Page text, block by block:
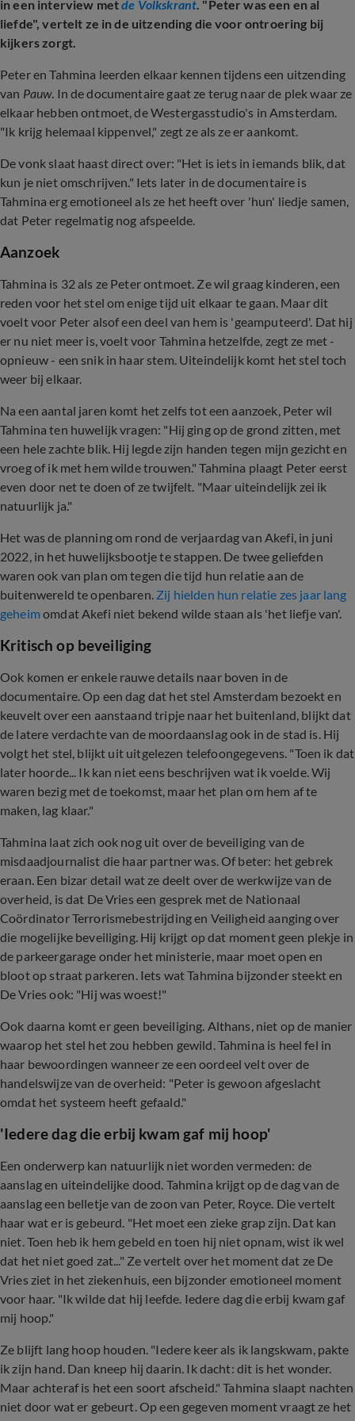
in een interview metde Volkskrant. "Peter was een en al
liefde", vertelt ze in de uitzending die voor ontroering bij
kijkers zorgt.
Peter en Tahmina leerden elkaar kennen tijdens een uitzending
van Pauw. In de documentaire gaat ze terug naar de plek waar ze
elkaar hebben ontmoet, de Westergasstudio's in Amsterdam.
"Ik krijg helemaal kippenvel," zegt ze als ze er aankomt.
De vonk slaat haast direct over: "Het is iets in iemands blik, dat
kun je niet omschrijven." Iets later in de documentaire is
Tahmina erg emotioneel als ze het heeft over 'hun' liedje samen,
dat Peter regelmatig nog afspeelde.
Aanzoek
Tahmina is 32 als ze Peter ontmoet. Ze wil graag kinderen, een
reden voor het stel om enige tijd uit elkaar te gaan. Maar dit
voelt voor Peter alsof een deel van hem is 'geamputeerd'. Dat hij
er nu niet meer is, voelt voor Tahmina hetzelfde, zegt ze met -
opnieuw - een snik in haar stem. Uiteindelijk komt het stel toch
weer bij elkaar.
Na een aantal jaren komt het zelfs tot een aanzoek, Peter wil
Tahmina ten huwelijk vragen: "Hij ging op de grond zitten, met
een hele zachte blik. Hij legde zijn handen tegen mijn gezicht en
vroeg of ik met hem wilde trouwen." Tahmina plaagt Peter eerst
even door net te doen of ze twijfelt. "Maar uiteindelijk zei ik
natuurlijk ja."
Het was de planning om rond de verjaardag van Akefi, in juni
2022, in het huwelijksbootje te stappen. De twee geliefden
waren ook van plan om tegen die tijd hun relatie aan de
buitenwereld te openbaren. Zij hielden hun relatie zes jaar lang
geheim omdat Akefi niet bekend wilde staan als 'het liefje van'.
Kritisch op beveiliging
Ook komen er enkele rauwe details naar boven in de
documentaire. Op een dag dat het stel Amsterdam bezoekt en
keuvelt over een aanstaand tripje naar het buitenland, blijkt dat
de latere verdachte van de moordaanslag ook in de stad is. Hij
volgt het stel, blijkt uit uitgelezen telefoongegevens. "Toen ik dat
later hoorde... Ik kan niet eens beschrijven wat ik voelde. Wij
waren bezig met de toekomst, maar het plan om hem af te
maken, lag klaar."
Tahmina laat zich ook nog uit over de beveiliging van de
misdaadjournalist die haar partner was. Of beter: het gebrek
eraan. Een bizar detail wat ze deelt over de werkwijze van de
overheid, is dat De Vries een gesprek met de Nationaal
Coördinator Terrorismebestrijding en Veiligheid aanging over
die mogelijke beveiliging. Hij krijgt op dat moment geen plekje in
de parkeergarage onder het ministerie, maar moet open en
bloot op straat parkeren. Iets wat Tahmina bijzonder steekt en
De Vries ook: "Hij was woest!"
Ook daarna komt er geen beveiliging. Althans, niet op de manier
waarop het stel het zou hebben gewild. Tahmina is heel fel in
haar bewoordingen wanneer ze een oordeel velt over de
handelswijze van de overheid: "Peter is gewoon afgeslacht
omdat het systeem heeft gefaald."
'Iedere dag die erbij kwam gaf mij hoop'
Een onderwerp kan natuurlijk niet worden vermeden: de
aanslag en uiteindelijke dood. Tahmina krijgt op de dag van de
aanslag een belletje van de zoon van Peter, Royce. Die vertelt
haar wat er is gebeurd. "Het moet een zieke grap zijn. Dat kan
niet. Toen heb ik hem gebeld en toen hij niet opnam, wist ik wel
dat het niet goed zat..." Ze vertelt over het moment dat ze De
Vries ziet in het ziekenhuis, een bijzonder emotioneel moment
voor haar. "Ik wilde dat hij leefde. Iedere dag die erbij kwam gaf
mij hoop."
Ze blijft lang hoop houden. "Iedere keer als ik langskwam, pakte
ik zijn hand. Dan kneep hij daarin. Ik dacht: dit is het wonder.
Maar achteraf is het een soort afscheid." Tahmina slaapt nachten
niet door wat er gebeurt. Op een gegeven moment vraagt ze het